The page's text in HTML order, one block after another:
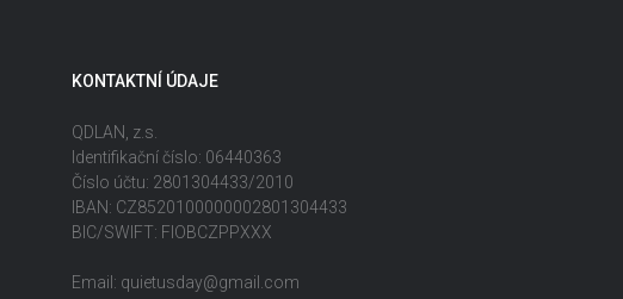
KONTAKTNÍ ÚDAJE
QDLAN, z.s.
Identifikační číslo: 06440363
Číslo účtu: 2801304433/2010
IBAN: CZ8520100000002801304433
BIC/SWIFT: FIOBCZPPXXX
Email: quietusday@gmail.com